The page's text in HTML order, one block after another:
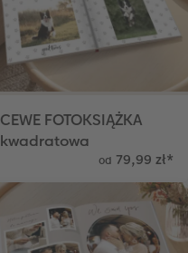
CEWE FOTOKSIĄŻKA
kwadratowa
od 79,99 zł*